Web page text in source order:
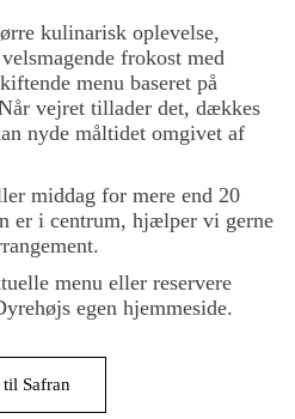
kulinarisk oplevelse,
frokost med
menu baseret på
vejret tillader det, dækkes
nyde måltidet omgivet af
middag for mere end 20
er i centrum, hjælper vi gerne
menu eller reservere
egen hjemmeside.
Safran